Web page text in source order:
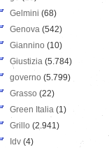
Gelmini (68)
Genova (542)
Giannino (10)
Giustizia (5.784)
governo (5.799)
Grasso (22)
Green Italia (1)
Grillo (2.941)
Idv (4)